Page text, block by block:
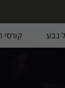
גבע קורסי